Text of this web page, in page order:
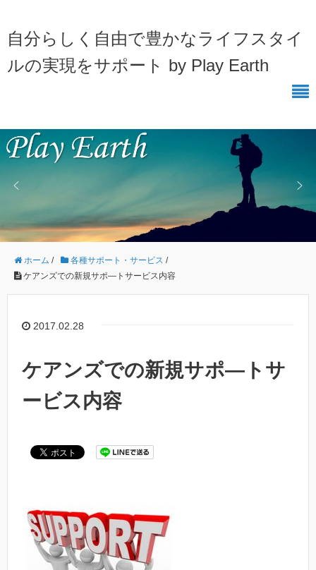
自分らしく自由で豊かなライフスタイ
ルの実現をサポート by Play Earth
ホーム / 各種サポート・サービス /
ケアンズでの新規サポ―トサービス内容
2017.02.28
ケアンズでの新規サポ―トサ
ービス内容